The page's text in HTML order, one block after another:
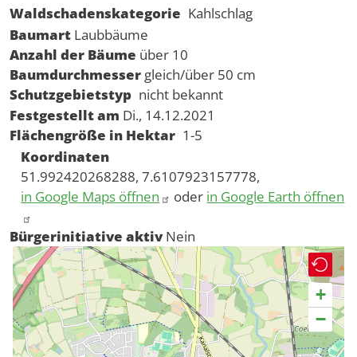
Waldschadenskategorie Kahlschlag
Baumart Laubbäume
Anzahl der Bäume über 10
Baumdurchmesser gleich/über 50 cm
Schutzgebietstyp nicht bekannt
Festgestellt am Di., 14.12.2021
Flächengröße in Hektar 1-5
Koordinaten
51.992420268288, 7.6107923157778,
in Google Maps öffnen
oder in Google Earth öffnen
Bürgerinitiative aktiv Nein
+
−